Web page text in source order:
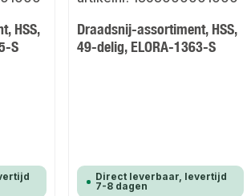
HSS,
S
Draadsnij-assortiment, HSS,
49-delig, ELORA-1363-S
Direct leverbaar, levertijd
7-8 dagen